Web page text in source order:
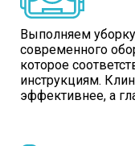
Выполняем
современного
которое
инструкциям.
эффективнее, а